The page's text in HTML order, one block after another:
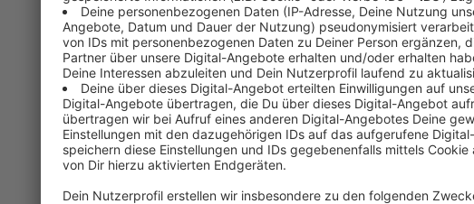
gültig von: Dienstag, 12.09.2023 18:00
voraussichtlich bis: Mittwoch, 13.09.2023
Von Südwesten ziehen am Abend kräftige
Starkregen zwischen 30 und 40 l/qm in
Ereignissen sind mehrstündig 40 bis 60 l/
Begleiterscheinungen sind Sturmböen und